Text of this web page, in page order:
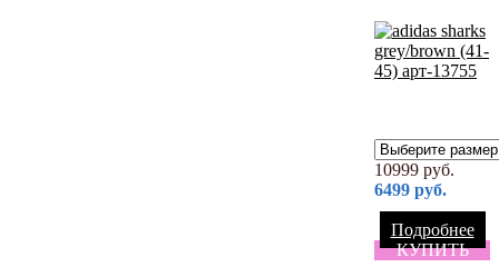
10999 руб.
6499 руб.
Подробнее
КУПИТЬ